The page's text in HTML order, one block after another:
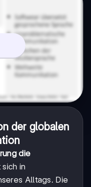
der globalen
die
sich in
Alltags. Die